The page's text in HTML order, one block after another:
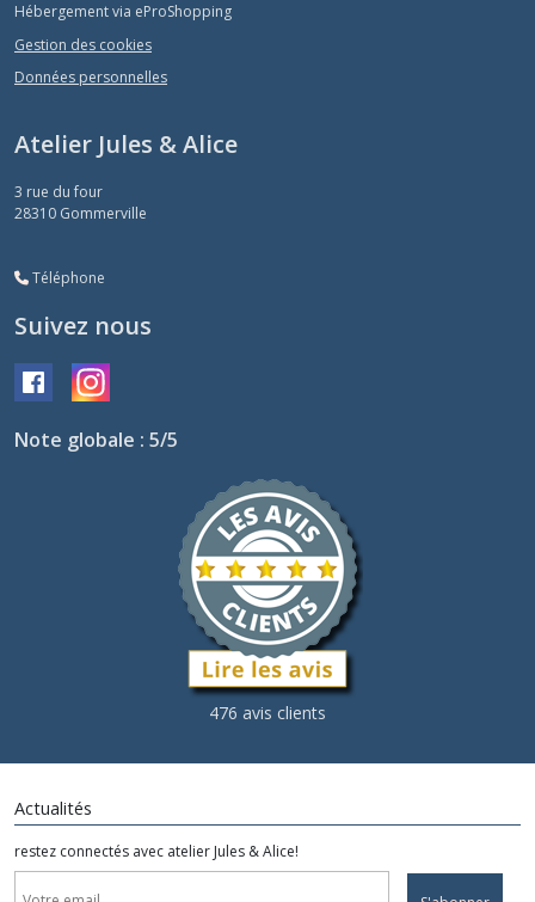
Hébergement via eProShopping
Gestion des cookies
Données personnelles
Atelier Jules & Alice
3 rue du four
28310 Gommerville
Téléphone
Suivez nous
Note globale : 5/5
476 avis clients
Actualités
restez connectés avec atelier Jules & Alice!